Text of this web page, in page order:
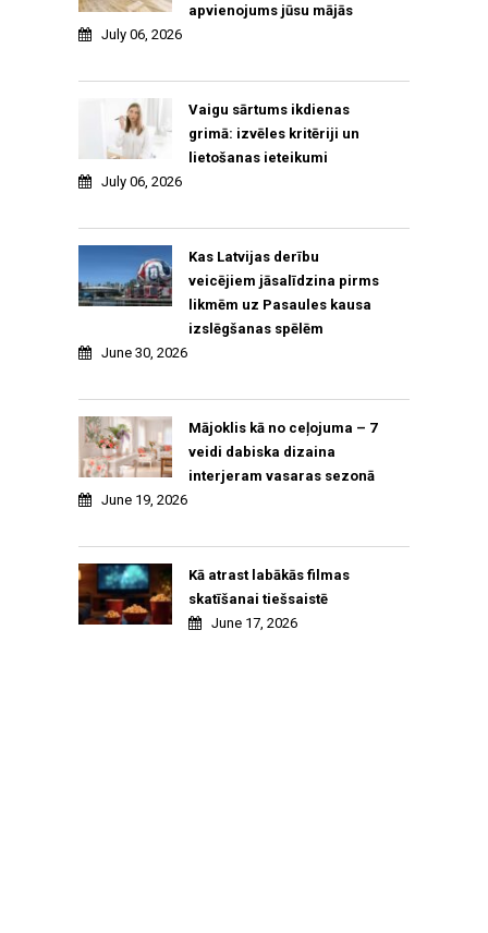
apvienojums jūsu mājās
July 06, 2026
Vaigu sārtums ikdienas
grimā: izvēles kritēriji un
lietošanas ieteikumi
July 06, 2026
Kas Latvijas derību
veicējiem jāsalīdzina pirms
likmēm uz Pasaules kausa
izslēgšanas spēlēm
June 30, 2026
Mājoklis kā no ceļojuma – 7
veidi dabiska dizaina
interjeram vasaras sezonā
June 19, 2026
Kā atrast labākās filmas
skatīšanai tiešsaistē
June 17, 2026